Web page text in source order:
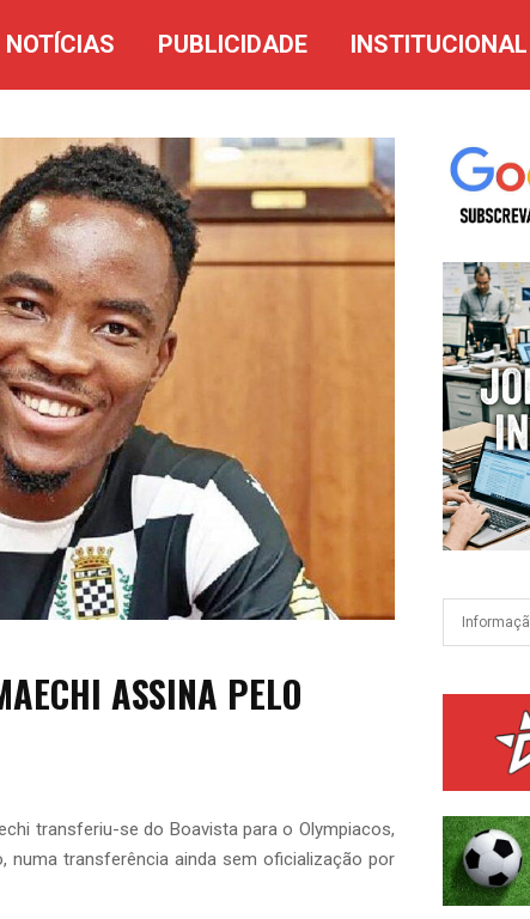
NOTÍCIAS PUBLICIDADE INSTITUCIONAL
ASSINA PELO
transferiu-se do Boavista para o Olympiacos,
numa transferência ainda sem oficialização por
o
r
: